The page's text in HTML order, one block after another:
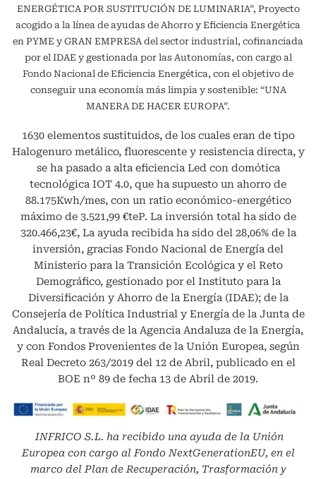
ENERGÉTICA POR SUSTITUCIÓN DE LUMINARIA”, Proyecto
acogido a la línea de ayudas de Ahorro y Eficiencia Energética
en PYME y GRAN EMPRESA del sector industrial, cofinanciada
por el IDAE y gestionada por las Autonomías, con cargo al
Fondo Nacional de Eficiencia Energética, con el objetivo de
conseguir una economía más limpia y sostenible: “UNA
MANERA DE HACER EUROPA”.
1630 elementos sustituidos, de los cuales eran de tipo
Halogenuro metálico, fluorescente y resistencia directa, y
se ha pasado a alta eficiencia Led con domótica
tecnológica IOT 4.0, que ha supuesto un ahorro de
88.175Kwh/mes, con un ratio económico-energético
máximo de 3.521,99 €teP. La inversión total ha sido de
320.466,23€, La ayuda recibida ha sido del 28,06% de la
inversión, gracias Fondo Nacional de Energía del
Ministerio para la Transición Ecológica y el Reto
Demográfico, gestionado por el Instituto para la
Diversificación y Ahorro de la Energía (IDAE); de la
Consejería de Política Industrial y Energía de la Junta de
Andalucía, a través de la Agencia Andaluza de la Energía,
y con Fondos Provenientes de la Unión Europea, según
Real Decreto 263/2019 del 12 de Abril, publicado en el
BOE nº 89 de fecha 13 de Abril de 2019.
INFRICO S.L. ha recibido una ayuda de la Unión
Europea con cargo al Fondo NextGenerationEU, en el
marco del Plan de Recuperación, Trasformación y